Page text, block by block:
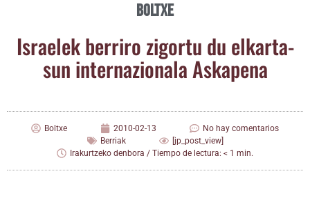
Boltxe
Israe­lek berri­ro zigor­tu du elkar­ta­
sun inter­na­zio­na­la Askapena
Boltxe 2010-02-13
No hay comentarios
Berriak
[jp_post_view]
Irakurtzeko denbora / Tiempo de lectura: < 1 min.